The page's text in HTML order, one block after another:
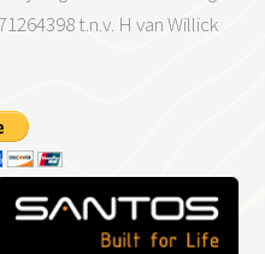
t.n.v. H van Willick